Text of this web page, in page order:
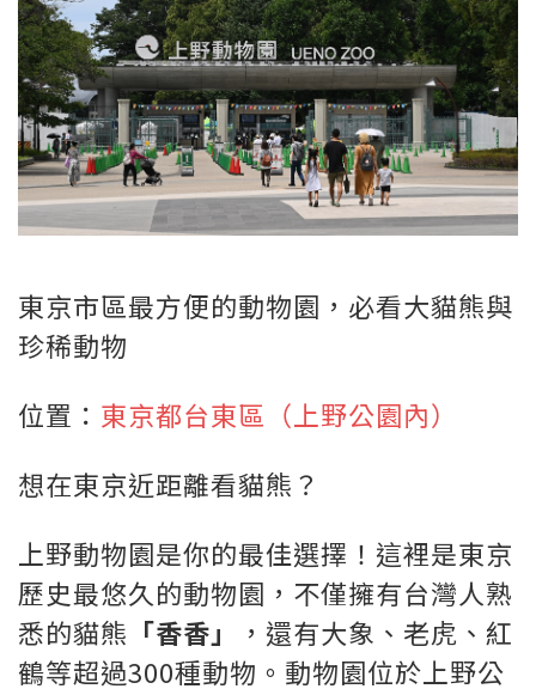
東京市區最方便的動物園，必看大貓熊與
珍稀動物
位置： 東京都台東區（上野公園內）
想在東京近距離看貓熊？
上野動物園是你的最佳選擇！這裡是東京
歷史最悠久的動物園，不僅擁有台灣人熟
悉的貓熊 「香香」
，還有大象、老虎、紅
鶴等超過300種動物。動物園位於上野公